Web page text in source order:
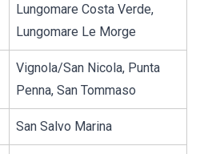
Lungomare Costa Verde,
Lungomare Le Morge
Vignola/San Nicola, Punta
Penna, San Tommaso
San Salvo Marina